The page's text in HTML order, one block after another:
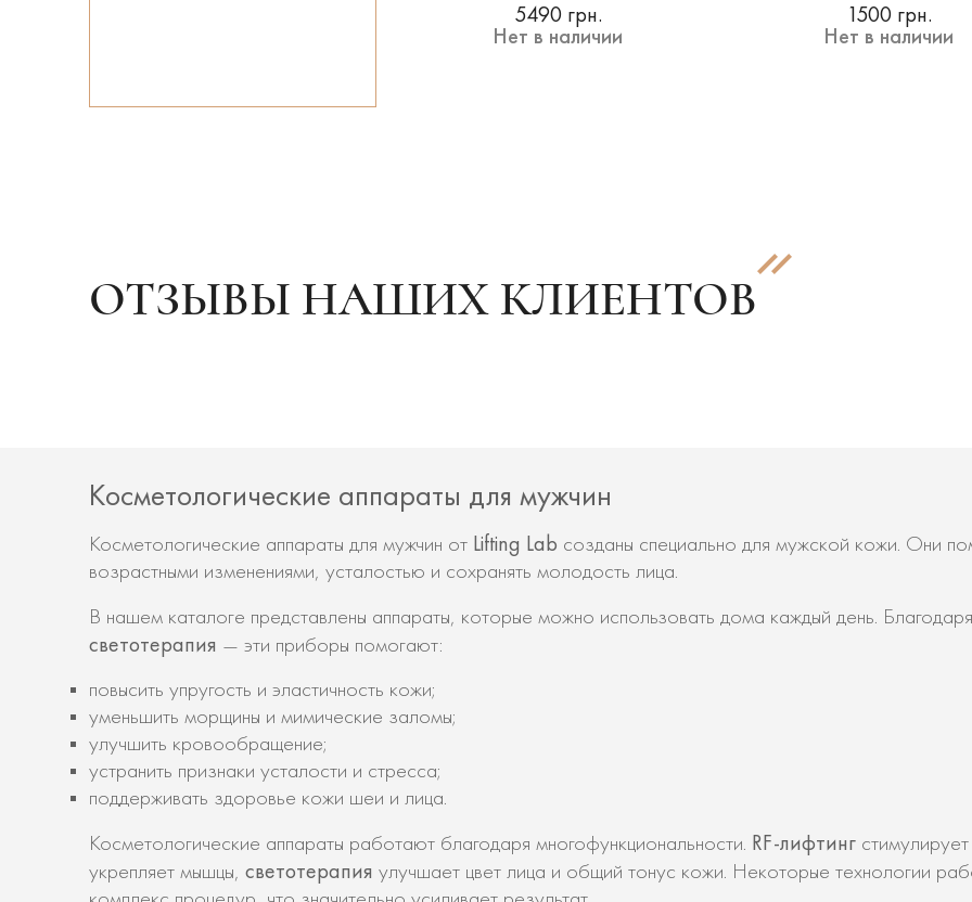
5490 грн.
Нет в наличии
1500 грн.
Нет в наличии
ОТЗЫВЫ НАШИХ КЛИЕНТОВ
Косметологические аппараты для мужчин
Косметологические аппараты для мужчин от Lifting Lab созданы специально для мужской кожи. Они
возрастными изменениями, усталостью и сохранять молодость лица.
В нашем каталоге представлены аппараты, которые можно использовать дома каждый день.
светотерапия — эти приборы помогают:
повысить упругость и эластичность кожи;
уменьшить морщины и мимические заломы;
улучшить кровообращение;
устранить признаки усталости и стресса;
поддерживать здоровье кожи шеи и лица.
Косметологические аппараты работают благодаря многофункциональности. RF-лифтинг
укрепляет мышцы, светотерапия улучшает цвет лица и общий тонус кожи. Некоторые технологии